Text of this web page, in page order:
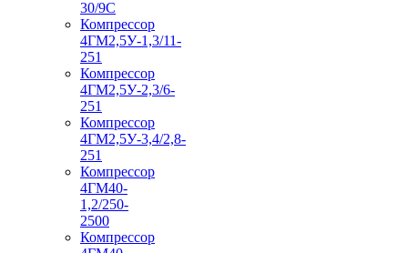
30/9С
Компрессор
4ГМ2,5У-1,3/11-
251
Компрессор
4ГМ2,5У-2,3/6-
251
Компрессор
4ГМ2,5У-3,4/2,8-
251
Компрессор
4ГМ40-
1,2/250-
2500
Компрессор